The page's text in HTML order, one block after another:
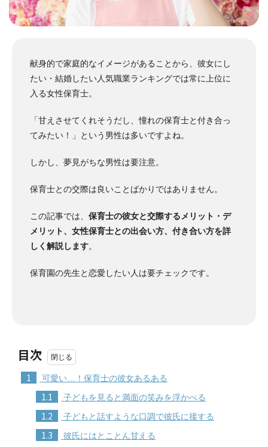
献身的で家庭的なイメージがあることから、彼女にし
たい・結婚したい人気職業ランキングでは常に上位に
入る女性保育士。
「甘えさせてくれそうだし、憧れの保育士と付き合っ
てみたい！」という男性は多いですよね。
しかし、夢見がちな男性は要注意。
保育士との交際は良いことばかりではありません。
この記事では、 保育士の彼女と交際するメリット・デ
メリット、女性保育士との出会い方、付き合い方を詳
しく解説します。
保育園の先生と恋愛したい人は要チェックです。
目次
1 可愛い…！保育士の彼女あるある
1.1 子どもを見ると満面の笑みを浮かべる
1.2 子どもと話すような口調で彼氏に接する
1.3 彼氏にはとことん甘える